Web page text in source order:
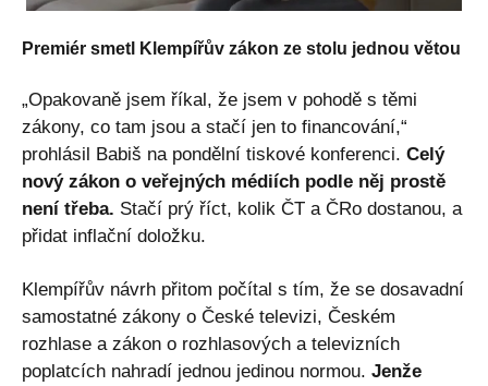
Premiér smetl Klempířův zákon ze stolu jednou větou
„Opakovaně jsem říkal, že jsem v pohodě s těmi
zákony, co tam jsou a stačí jen to financování,“
prohlásil Babiš na pondělní tiskové konferenci. Celý
nový zákon o veřejných médiích podle něj prostě
není třeba. Stačí prý říct, kolik ČT a ČRo dostanou, a
přidat inflační doložku.
Klempířův návrh přitom počítal s tím, že se dosavadní
samostatné zákony o České televizi, Českém
rozhlase a zákon o rozhlasových a televizních
poplatcích nahradí jednou jedinou normou. Jenže